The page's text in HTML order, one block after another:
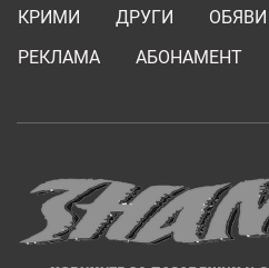
КРИМИ
ДРУГИ ОБЯВИ
РЕКЛАМА
АБОНАМЕНТ